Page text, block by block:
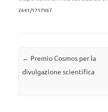
2641/1717967
Navigazione articolo
← Premio Cosmos per la
divulgazione scientifica